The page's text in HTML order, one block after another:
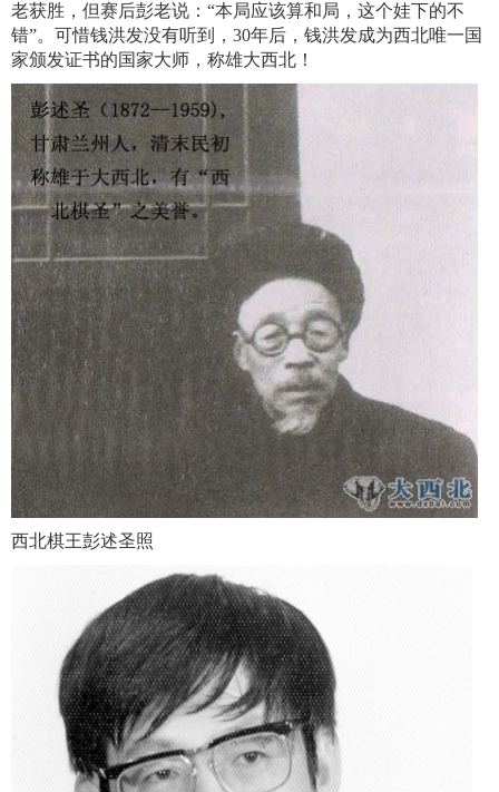
老获胜，但赛后彭老说：“本局应该算和局，这个娃下的不
错”。可惜钱洪发没有听到，30年后，钱洪发成为西北唯一国
家颁发证书的国家大师，称雄大西北！
西北棋王彭述圣照